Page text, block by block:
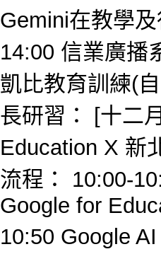
Gemini在教學
14:00 信業廣播
凱比教育訓練(
長研習： [十二
Education X 新
流程： 10:00-
Google for
10:50 Google